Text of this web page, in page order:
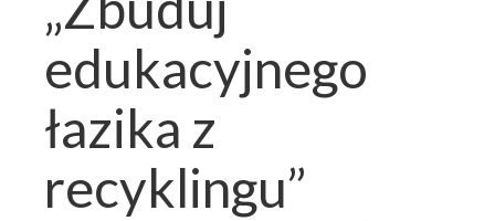
edukacyjnego
łazika z
recyklingu”